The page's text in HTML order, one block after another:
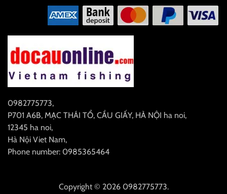
0982775773,
P701 A6B, MẠC THÁI TỔ, CẦU GIẤY, HÀ NỘI ha noi,
12345 ha noi,
Hà Nội Viet Nam,
Phone number: 0985365464
Copyright © 2026 0982775773.